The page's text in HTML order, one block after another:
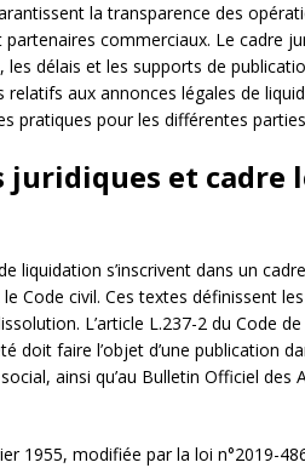
la transparence des
partenaires commerciaux. Le cadre
délais et les supports de
relatifs aux annonces légales de
pratiques pour les différentes
juridiques et cadre
liquidation s’inscrivent dans un
Code civil. Ces textes définissent
L’article L.237-2 du Code
doit faire l’objet d’une publication
ainsi qu’au Bulletin Officiel des
1955, modifiée par la loi n°2019-